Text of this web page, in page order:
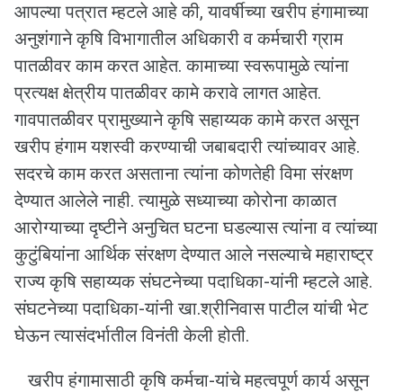
आपल्या पत्रात म्हटले आहे की, यावर्षीच्या खरीप हंगामाच्या
अनुशंगाने कृषि विभागातील अधिकारी व कर्मचारी ग्राम
पातळीवर काम करत आहेत. कामाच्या स्वरूपामुळे त्यांना
प्रत्यक्ष क्षेत्रीय पातळीवर कामे करावे लागत आहेत.
गावपातळीवर प्रामुख्याने कृषि सहाय्यक कामे करत असून
खरीप हंगाम यशस्वी करण्याची जबाबदारी त्यांच्यावर आहे.
सदरचे काम करत असताना त्यांना कोणतेही विमा संरक्षण
देण्यात आलेले नाही. त्यामुळे सध्याच्या कोरोना काळात
आरोग्याच्या दृष्टीने अनुचित घटना घडल्यास त्यांना व त्यांच्या
कुटुंबियांना आर्थिक संरक्षण देण्यात आले नसल्याचे महाराष्ट्र
राज्य कृषि सहाय्यक संघटनेच्या पदाधिका-यांनी म्हटले आहे.
संघटनेच्या पदाधिका-यांनी खा.श्रीनिवास पाटील यांची भेट
घेऊन त्यासंदर्भातील विनंती केली होती.
खरीप हंगामासाठी कृषि कर्मचा-यांचे महत्वपूर्ण कार्य असून